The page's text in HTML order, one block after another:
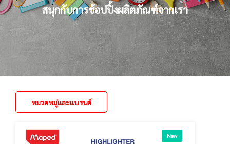
สนุกกับการช้อปปิ้งผลิตภัณฑ์จากเรา
หมวดหมู่และแบรนด์
New